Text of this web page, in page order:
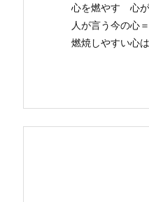
心を燃やす 心
人が言う今の心
燃焼しやすい心